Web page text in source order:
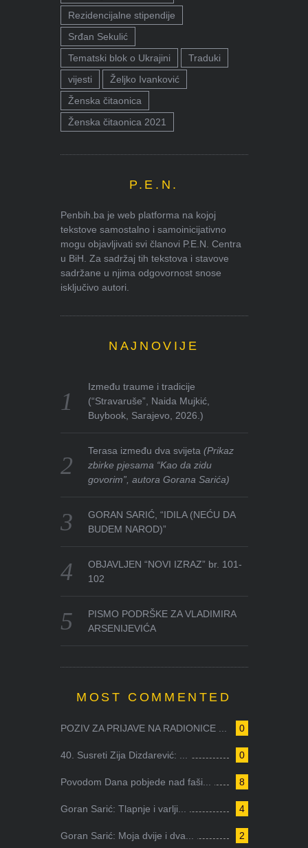
Rezidencijalne stipendije
Srđan Sekulić
Tematski blok o Ukrajini
Traduki
vijesti
Željko Ivanković
Ženska čitaonica
Ženska čitaonica 2021
P.E.N.
Penbih.ba je web platforma na kojoj
tekstove samostalno i samoinicijativno
mogu objavljivati svi članovi P.E.N. Centra
u BiH. Za sadržaj tih tekstova i stavove
sadržane u njima odgovornost snose
isključivo autori.
NAJNOVIJE
Između traume i tradicije
(“Stravaruše”, Naida Mujkić,
Buybook, Sarajevo, 2026.)
Terasa između dva svijeta(Prikaz
zbirke pjesama “Kao da zidu
govorim”, autora Gorana Sarića)
GORAN SARIĆ, “IDILA (NEĆU DA
BUDEM NAROD)”
OBJAVLJEN “NOVI IZRAZ” br. 101-
102
PISMO PODRŠKE ZA VLADIMIRA
ARSENIJEVIĆA
MOST COMMENTED
0
POZIV ZA PRIJAVE NA RADIONICE ...
0
40. Susreti Zija Dizdarević: ...
8
Povodom Dana pobjede nad faši...
4
Goran Sarić: Tlapnje i varlji...
2
Goran Sarić: Moja dvije i dva...